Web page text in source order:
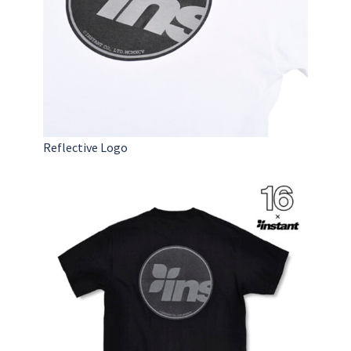
Reflective Logo